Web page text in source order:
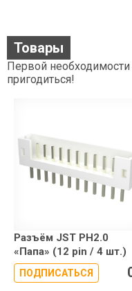
Товары
Первой
пригодиться!
Разъём JST PH2.0
«Папа» (12 pin / 4 шт.)
ПОДПИСАТЬСЯ